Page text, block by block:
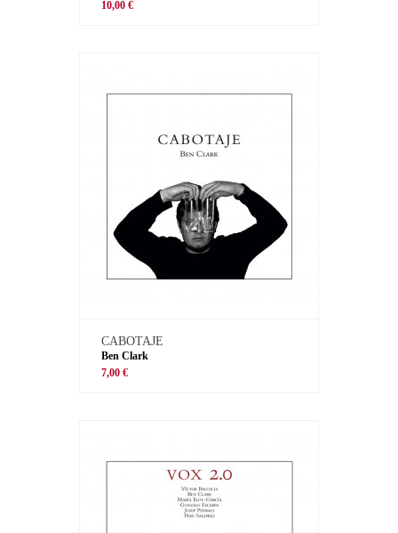
10,00 €
CABOTAJE
Ben Clark
7,00 €